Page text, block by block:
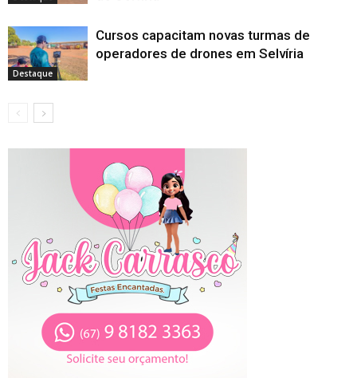
Destaque
Cursos capacitam novas turmas de
operadores de drones em Selvíria